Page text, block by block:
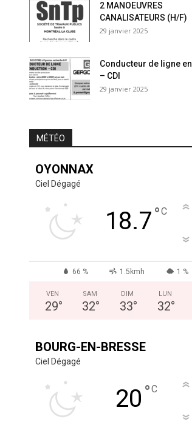
2 MANOEUVRES
CANALISATEURS (H/F)
29 janvier 2025
Conducteur de ligne
– CDI
29 janvier 2025
MÉTÉO
OYONNAX
Ciel Dégagé
18.7°C
66 % 1.5kmh 1 %
VEN
29°
SAM
32°
DIM
33°
LUN
32°
BOURG-EN-BRESSE
Ciel Dégagé
20 °C